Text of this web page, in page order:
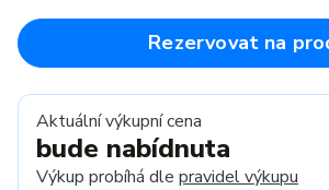
Rezervovat na
Aktuální výkupní cena
bude nabídnuta
Výkup probíhá dle pravidel výkupu